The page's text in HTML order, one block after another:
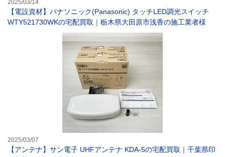
2025/03/14
【電設資材】パナソニック(Panasonic) タッチLED調光スイッチ
WTY521730WKの宅配買取｜栃木県大田原市浅香の施工業者様
2025/03/07
【アンテナ】サン電子 UHFアンテナ KDA-5の宅配買取｜千葉県印